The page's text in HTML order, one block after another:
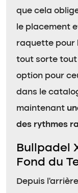
que cela
le placement
raquette pour
tout sorte tout
option pour
dans le
maintenant
des rythmes
Bullpadel
Fond du
Depuis